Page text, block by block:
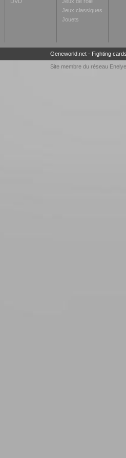
Jeux classiques
Jouets
Geneworld.net- Fighting
Site membre du réseau Enelye